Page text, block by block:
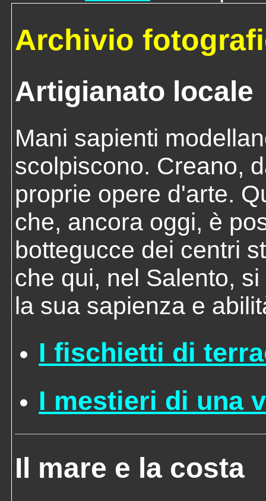
Archivio
Artigianato locale
Mani sapienti
scolpiscono. Creano,
proprie opere d'arte.
che, ancora oggi, è
bottegucce dei centri
che qui, nel Salento,
la sua sapienza e
I fischietti di
I mestieri di una
Il mare e la costa